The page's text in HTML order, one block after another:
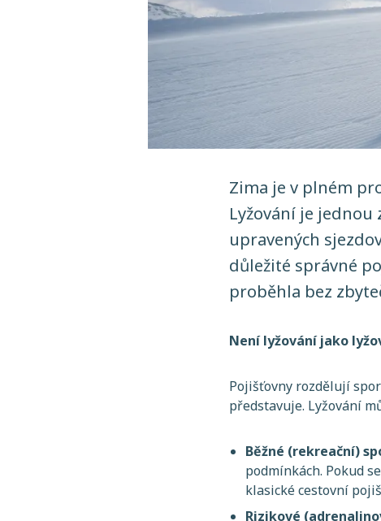
Zima je v plném
Lyžování je
upravených
důležité správné
proběhla bez
Není lyžování jako
Pojišťovny rozdělují
představuje. Lyžování
Běžné (rekreační)
podmínkách. Pokud
klasické cestovní
Rizikové